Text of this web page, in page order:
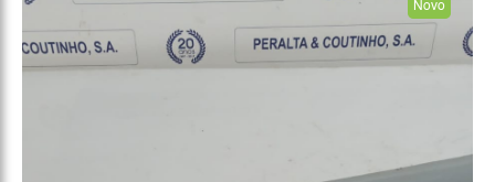
Novo